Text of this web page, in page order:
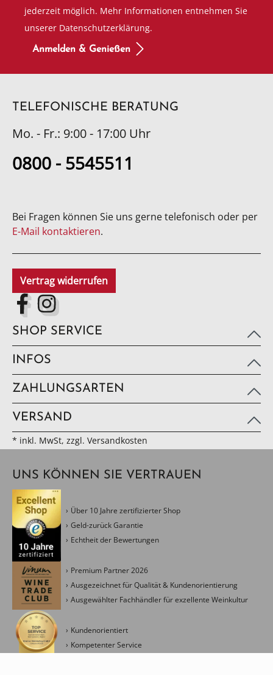
jederzeit möglich. Mehr Informationen entnehmen Sie
unserer Datenschutzerklärung.
Anmelden & Genießen
TELEFONISCHE BERATUNG
Mo. - Fr.: 9:00 - 17:00 Uhr
0800 - 5545511
Bei Fragen können Sie uns gerne telefonisch oder per
E-Mail kontaktieren.
Vertrag widerrufen
SHOP SERVICE
INFOS
ZAHLUNGSARTEN
VERSAND
* inkl. MwSt, zzgl. Versandkosten
UNS KÖNNEN SIE VERTRAUEN
Über 10 Jahre zertifizierter Shop
Geld-zurück Garantie
Echtheit der Bewertungen
Premium Partner 2026
Ausgezeichnet für Qualität & Kundenorientierung
Ausgewählter Fachhändler für exzellente Weinkultur
Kundenorientiert
Kompetenter Service